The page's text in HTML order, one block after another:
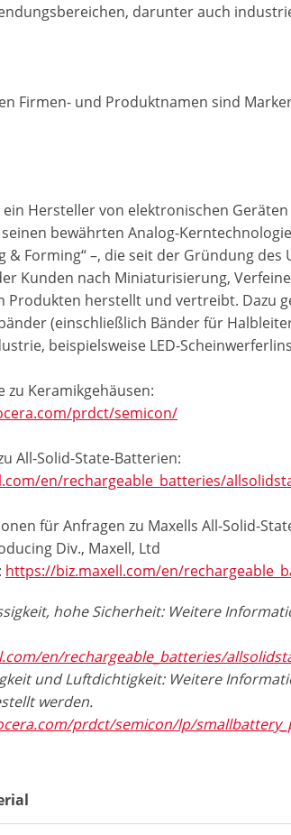
darunter auch
Firmen- und Produktnamen sind
ein Hersteller von elektronischen
bewährten Analog-
& Forming“ –, die seit der Gründung
Kunden nach Miniaturisierung,
Produkten herstellt und vertreibt. Dazu
(einschließlich Bänder für
beispielsweise LED-
zu Keramikgehäusen:
prdct/semicon/
All-Solid-State-Batterien:
en/rechargeable_batteries/
für Anfragen zu Maxells All-Solid-
Div., Maxell, Ltd
https://biz.maxell.com/en/
hohe Sicherheit: Weitere
en/rechargeable_batteries/
und Luftdichtigkeit: Weitere
werden.
prdct/semicon/lp/